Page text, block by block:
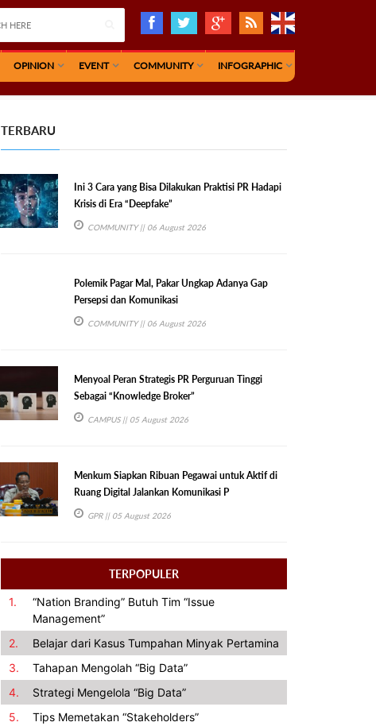
OPINION EVENT COMMUNITY INFOGRAPHIC
TERBARU
Ini 3 Cara yang Bisa Dilakukan Praktisi PR Hadapi
Krisis di Era “Deepfake”
COMMUNITY|| 06 August 2026
Polemik Pagar Mal, Pakar Ungkap Adanya Gap
Persepsi dan Komunikasi
COMMUNITY|| 06 August 2026
Menyoal Peran Strategis PR Perguruan Tinggi
Sebagai “Knowledge Broker”
CAMPUS|| 05 August 2026
Menkum Siapkan Ribuan Pegawai untuk Aktif di
Ruang Digital Jalankan Komunikasi P
GPR|| 05 August 2026
TERPOPULER
1.
“Nation Branding” Butuh Tim “Issue
Management”
2.
Belajar dari Kasus Tumpahan Minyak Pertamina
3.
Tahapan Mengolah “Big Data”
4.
Strategi Mengelola “Big Data”
5.
Tips Memetakan “Stakeholders”